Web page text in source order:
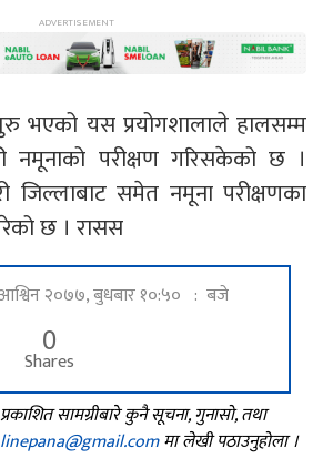
यस प्रयोगशालाले हालसम्म
नमूनाको परीक्षण गरिसकेको छ ।
जिल्लाबाट समेत नमूना परीक्षणका
छ । रासस
आश्विन २०७७, बुधबार १०:५० : बजे
0
Shares
सामग्रीबारे कुनै सूचना, गुनासो, तथा
मा लेखी पठाउनुहोला ।